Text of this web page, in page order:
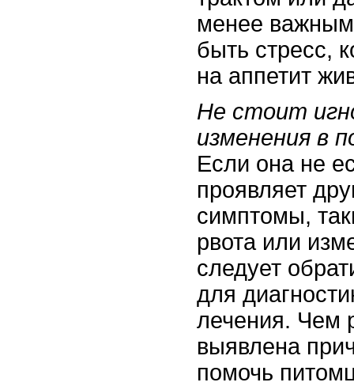
менее
быть стресс,
на аппетит
Не стоит
изменения в
Если она не
проявляет
симптомы,
рвота или
следует
для
лечения. Чем
выявлена
помочь